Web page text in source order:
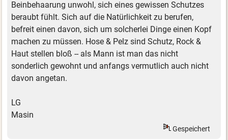
Beinbehaarung unwohl, sich eines gewissen Schutzes
beraubt fühlt. Sich auf die Natürlichkeit zu berufen,
befreit einen davon, sich um solcherlei Dinge einen Kopf
machen zu müssen. Hose & Pelz sind Schutz, Rock &
Haut stellen bloß -- als Mann ist man das nicht
sonderlich gewohnt und anfangs vermutlich auch nicht
davon angetan.
LG
Masin
Gespeichert